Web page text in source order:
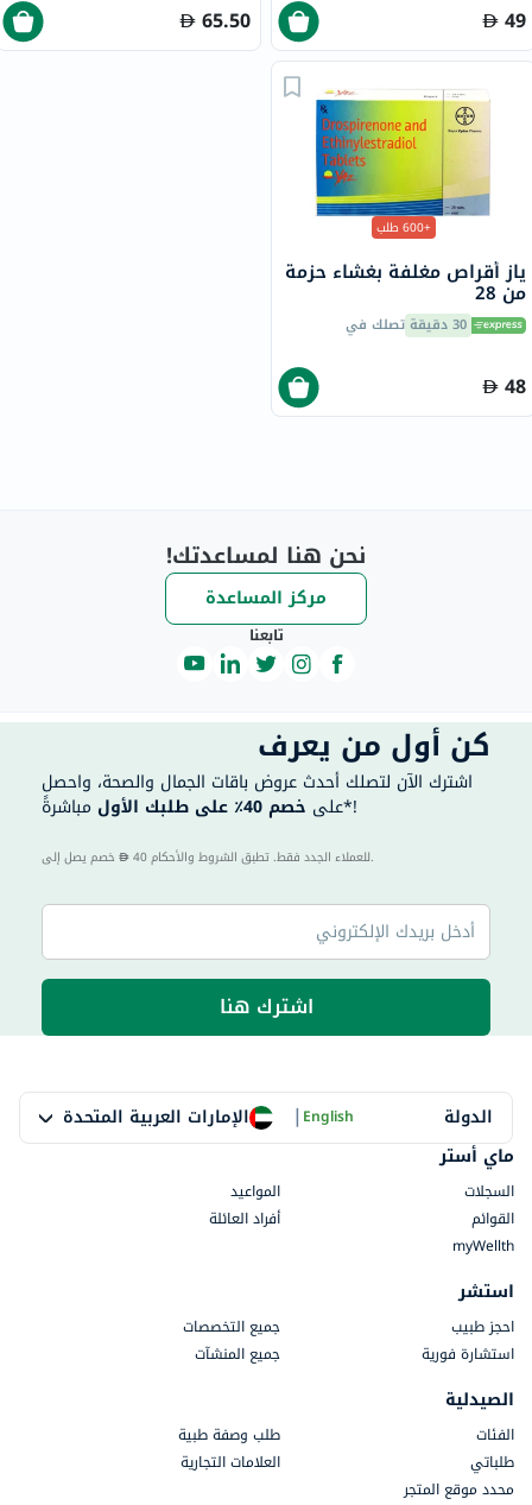
49
65.50
+600 طلب
ياز أقراص مغلفة بغشاء حزمة
من 28
30 دقيقة تصلك في
48
نحن هنا لمساعدتك!
مركز المساعدة
تابعنا
كن أول من يعرف
اشترك الآن لتصلك أحدث عروض باقات الجمال والصحة، واحصل
على خصم 40٪ على طلبك الأول مباشرةً*!
40 للعملاء الجدد فقط. تطبق الشروط والأحكام.
اشترك هنا
الدولة الإمارات العربية المتحدة |English
ماي أستر
السجلات
المواعيد
القوائم
أفراد العائلة
myWellth
استشر
احجز طبيب
جميع التخصصات
استشارة فورية
جميع المنشآت
الصيدلية
الفئات
طلب وصفة طبية
طلباتي
العلامات التجارية
محدد موقع المتجر